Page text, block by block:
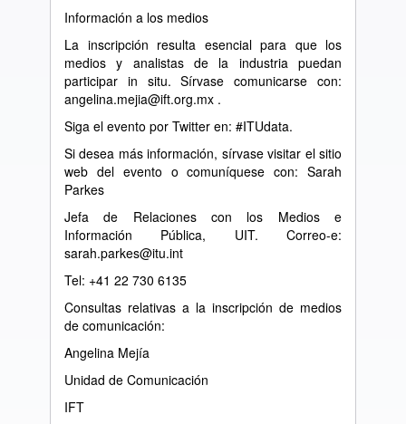
Información a los medios
La inscripción resulta esencial para que los
medios y analistas de la industria puedan
participar in situ. Sírvase comunicarse con:
angelina.mejia@ift.org.mx .
Siga el evento por Twitter en: #ITUdata.
Si desea más información, sírvase visitar el sitio
web del evento o comuníquese con: Sarah
Parkes
Jefa de Relaciones con los Medios e
Información Pública, UIT. Correo-e:
sarah.parkes@itu.int
Tel: +41 22 730 6135
Consultas relativas a la inscripción de medios
de comunicación:
Angelina Mejía
Unidad de Comunicación
IFT